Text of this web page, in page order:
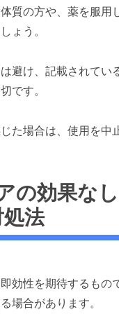
質の方や、薬を服用
ょう。
避け、記載されてい
です。
た場合は、使用を中
の効果な
法
効性を期待するもの
場合があります。